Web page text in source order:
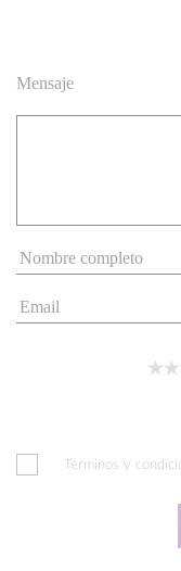
Mensaje
Términos y